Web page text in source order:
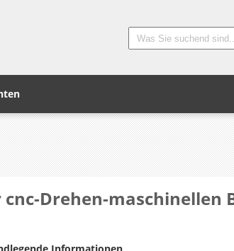
Drehen-maschinellen